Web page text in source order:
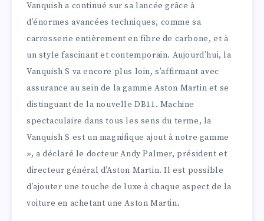
Vanquish a continué sur sa lancée grâce à
d’énormes avancées techniques, comme sa
carrosserie entièrement en fibre de carbone, et à
un style fascinant et contemporain. Aujourd’hui, la
Vanquish S va encore plus loin, s’affirmant avec
assurance au sein de la gamme Aston Martin et se
distinguant de la nouvelle DB11. Machine
spectaculaire dans tous les sens du terme, la
Vanquish S est un magnifique ajout à notre gamme
», a déclaré le docteur Andy Palmer, président et
directeur général d’Aston Martin. Il est possible
d’ajouter une touche de luxe à chaque aspect de la
voiture en achetant une Aston Martin.